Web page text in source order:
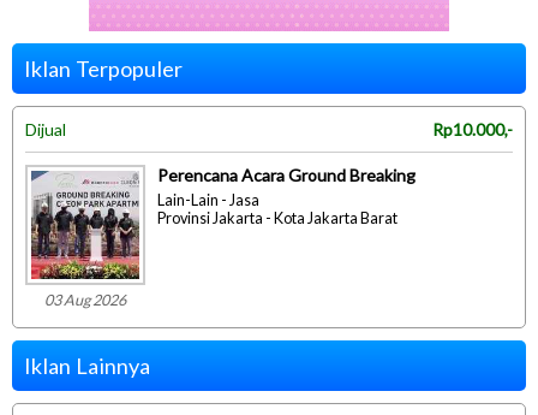
Iklan Terpopuler
Dijual Rp10.000,-
03 Aug 2026
Perencana Acara Ground Breaking
Lain-Lain - Jasa
Provinsi Jakarta - Kota Jakarta Barat
Iklan Lainnya